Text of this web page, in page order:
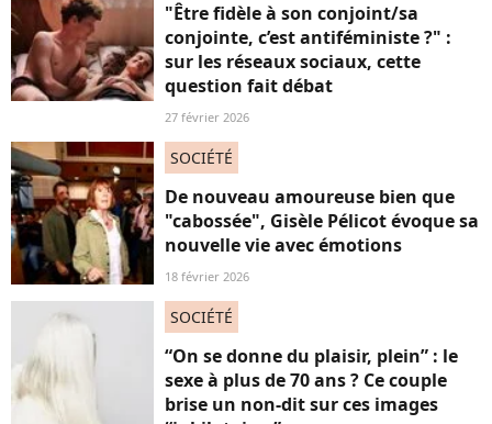
"Être fidèle à son conjoint/sa
conjointe, c’est antiféministe ?" :
sur les réseaux sociaux, cette
question fait débat
27 février 2026
SOCIÉTÉ
De nouveau amoureuse bien que
"cabossée", Gisèle Pélicot évoque sa
nouvelle vie avec émotions
18 février 2026
SOCIÉTÉ
“On se donne du plaisir, plein” : le
sexe à plus de 70 ans ? Ce couple
brise un non-dit sur ces images